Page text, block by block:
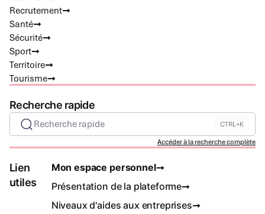
Recrutement
Santé
Sécurité
Sport
Territoire
Tourisme
Recherche rapide
Recherche rapide CTRL+K
Accéder à la recherche complète
Lien
utiles
Mon espace personnel
Présentation de la plateforme
Niveaux d'aides aux entreprises